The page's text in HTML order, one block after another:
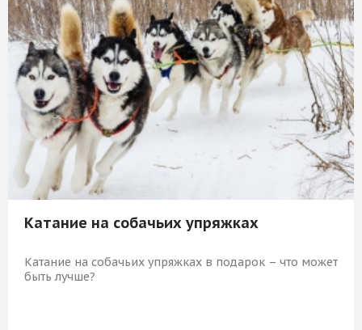
Катание на собачьих упряжках
Катание на собачьих упряжках в подарок – что может
быть лучше?